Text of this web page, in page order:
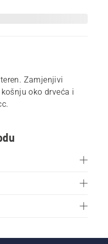
Zamjenjivi
oko drveća i